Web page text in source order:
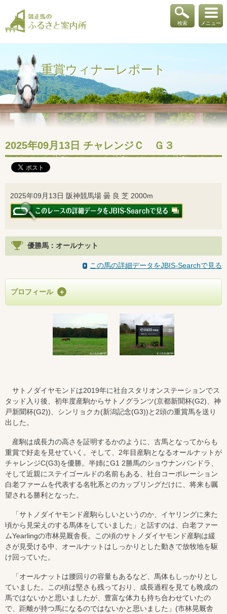
メニュー
検索
重賞ウィナーレポート
2025年09月13日 チャレンジＣ Ｇ３
2025年09月13日 阪神競馬場 曇 良 芝 2000m
優勝馬：オールナット
この馬の詳細データをJBIS-Searchで見る
プロフィール
サトノダイヤモンドは2019年に社台スタリオンステーションでス
タッド入り後、初年度産駒からサトノグランツ(京都新聞杯(G2)、神
戸新聞杯(G2))、シンリョクカ(新潟記念(G3))と2頭の重賞馬を送り
出した。
産駒は成長力の高さを証明するかのように、古馬となってからも
重賞で好走を見せていく。そして、2年目産駒となるオールナットが
チャレンジC(G3)を優勝。半姉にG1 2勝馬のショウナンパンドラ、
そして近親にステイゴールドの名前もある、社台コーポレーション
白老ファームを代表する名牝系とのカップリングだけに、将来も嘱
望される勝利となった。
「サトノダイヤモンド産駒らしいというのか、イヤリングに来た
頃から見栄えのする馬体をしていました」と話すのは、白老ファー
ムYearlingの市林晃厩舎長。この頃のサトノダイヤモンド産駒は緩
さが見受ける中、オールナットはしっかりとした動きで放牧地を駆
け回っていた。
「オールナットは腰回りの容量もあるなど、馬体もしっかりとし
ていました。この頃は堅さも残っており、成長過程を見ても晩成の
馬ではないかと思いましたが、豊富な体力も持ち合わせていたの
で、距離が持つ馬になるのではないかと思いました」(市林晃厩舎